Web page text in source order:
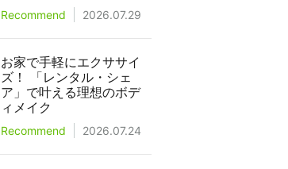
Recommend 2026.07.29
お家で手軽にエクササイ
ズ！ 「レンタル・シェ
ア」で叶える理想のボデ
ィメイク
Recommend 2026.07.24